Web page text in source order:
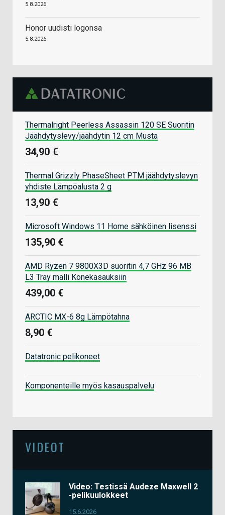
5.8.2026
Honor uudisti logonsa
5.8.2026
Thermalright Peerless Assassin 120 SE Suoritin
Jäähdytyslevy/jäähdytin 12 cm Musta
34,90 €
Thermal Grizzly PhaseSheet PTM jäähdytyslevyn
yhdiste Lämpöalusta 2 g
13,90 €
Microsoft Windows 11 Home sähköinen lisenssi
135,90 €
AMD Ryzen 7 9800X3D suoritin 4,7 GHz 96 MB
L3 Tray malli Konekasauksiin
439,00 €
ARCTIC MX-6 8g Lämpötahna
8,90 €
Datatronic pelikoneet
Komponenteille myös kasauspalvelu
VIDEOT
Video: Testissä Audeze Maxwell 2
-pelikuulokkeet
15.6.2026